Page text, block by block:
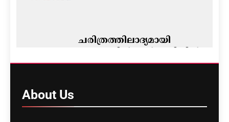
ചരിത്രത്തിലാദ്യമായി
നിന്നുള്ള വൈദ്യുതി
ഗീത ദാസ്‌ 12 hours ago 0
About Us